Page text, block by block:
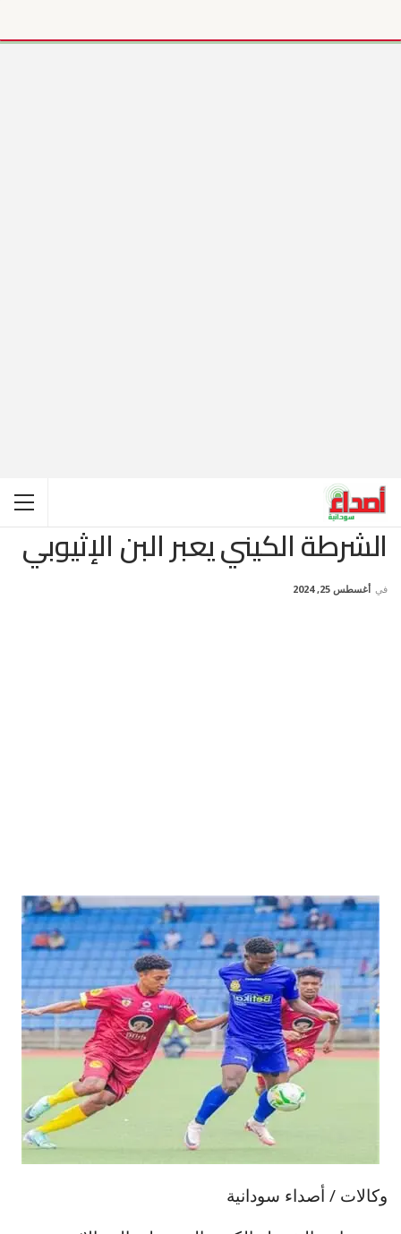
الشرطة الكيني يعبر البن الإثيوبي
في أغسطس 25, 2024
وكالات / أصداء سودانية